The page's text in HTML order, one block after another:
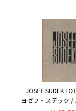
JOSEF SUDEK
ヨゼフ・スデック /